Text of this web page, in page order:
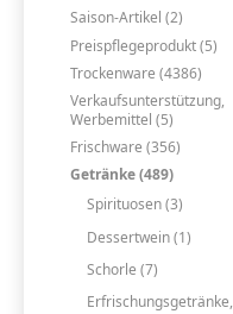
Saison-Artikel (2)
Preispflegeprodukt (5)
Trockenware (4386)
Verkaufsunterstützung,
Werbemittel (5)
Frischware (356)
Getränke (489)
Spirituosen (3)
Dessertwein (1)
Schorle (7)
Erfrischungsgetränke,